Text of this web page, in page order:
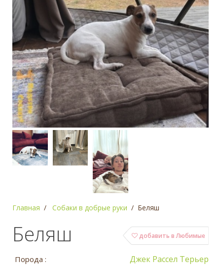
Главная Собаки в добрые руки Беляш
добавить в Любимые
Беляш
Порода : Джек Рассел Терьер